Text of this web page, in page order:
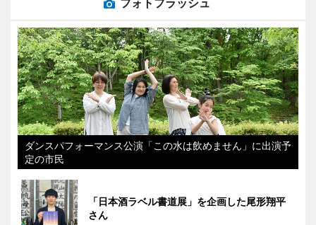
ダンスパフォーマンス公演「この水は飲めません」に出演予
定の市民
「日本酒ラベル書道展」を企画した尾形翔平
さん